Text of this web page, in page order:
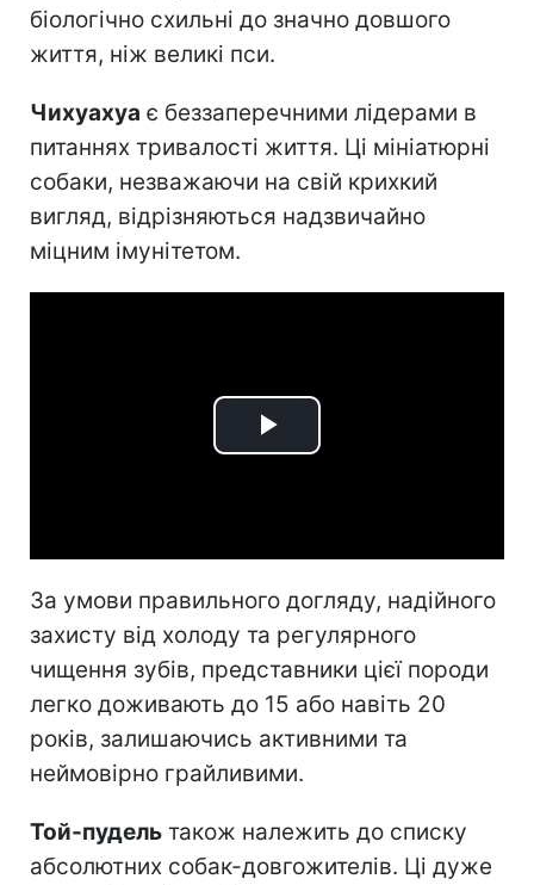
біологічно схильні до значно довшого
життя, ніж великі пси.
Чихуахуа є беззаперечними лідерами в
питаннях тривалості життя. Ці мініатюрні
собаки, незважаючи на свій крихкий
вигляд, відрізняються надзвичайно
міцним імунітетом.
Play
За умови правильного догляду, надійного
захисту від холоду та регулярного
чищення зубів, представники цієї породи
легко доживають до 15 або навіть 20
років, залишаючись активними та
неймовірно грайливими.
Той-пудель також належить до списку
абсолютних собак-довгожителів. Ці дуже